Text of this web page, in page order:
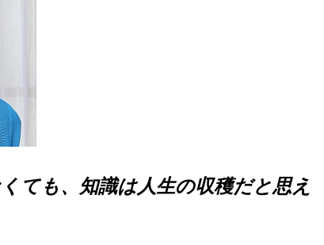
ても、知識は人生の収穫だと思え